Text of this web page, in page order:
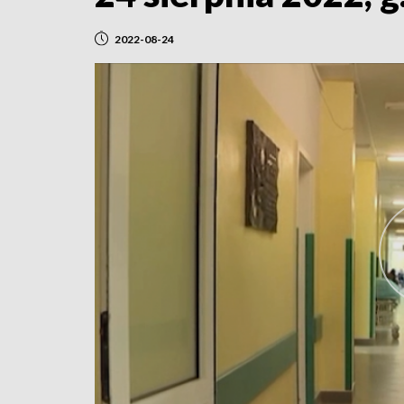
2022-08-24